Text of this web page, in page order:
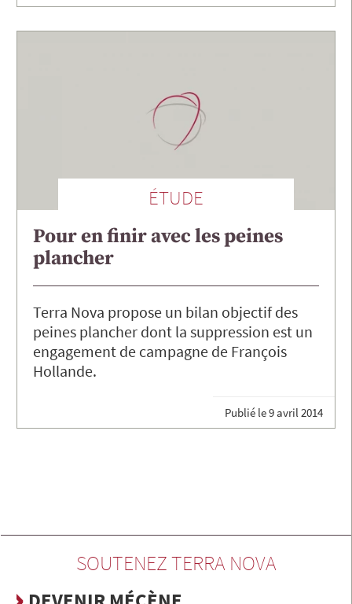
ÉTUDE
Pour en finir avec les peines
plancher
Terra Nova propose un bilan objectif des
peines plancher dont la suppression est un
engagement de campagne de François
Hollande.
Publié le9 avril 2014
SOUTENEZ TERRA NOVA